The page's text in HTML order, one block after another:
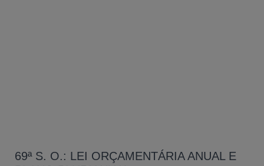
69ª S. O.: LEI ORÇAMENTÁRIA ANUAL E